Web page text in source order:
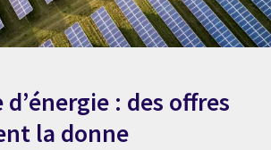
: des offres
la donne